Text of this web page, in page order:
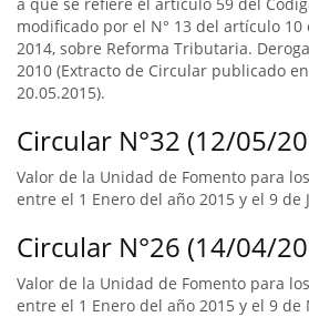
modificado por el N° 13 del artículo 10
2014, sobre Reforma Tributaria.
2010 (Extracto de Circular publicado
20.05.2015).
Circular N°32 (12/05/
Valor de la Unidad de Fomento para
entre el 1 Enero del año 2015 y el 9 de
Circular N°26 (14/04/
Valor de la Unidad de Fomento para
entre el 1 Enero del año 2015 y el 9 de